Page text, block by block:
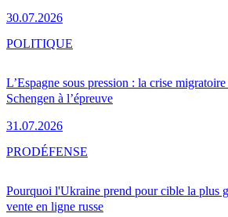
30.07.2026
L’Espagne sous pression : la crise
Schengen à l’épreuve
31.07.2026
POLITIQUE
Pourquoi l'Ukraine prend pour cible la plus
vente en ligne russe
PRODÉFENSE